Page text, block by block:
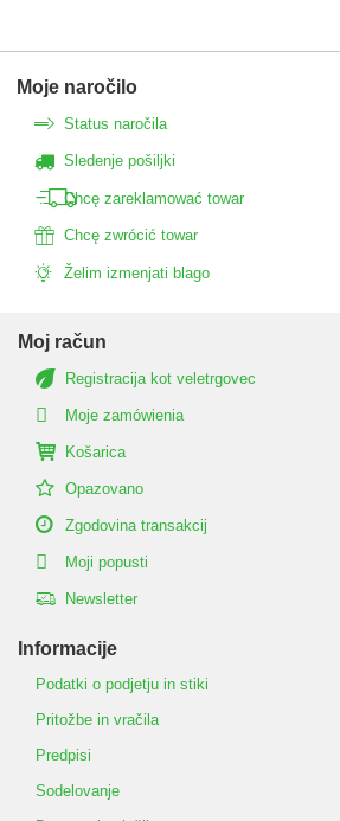
Moje naročilo
Status naročila
Sledenje pošiljki
Chcę zareklamować towar
Chcę zwrócić towar
Želim izmenjati blago
Moj račun
Registracija kot veletrgovec
Moje zamówienia
Košarica
Opazovano
Zgodovina transakcij
Moji popusti
Newsletter
Informacije
Podatki o podjetju in stiki
Pritožbe in vračila
Predpisi
Sodelovanje